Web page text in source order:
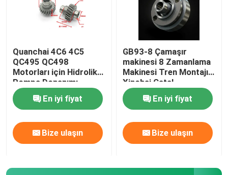
Zamanlama Derneği Tren Montajı
Piston ve bağlantı çubuğu montajı
Krank Mili Tertibatı
Flywheel Montajı
Yakıt tedarik sistemi montajı
Çevre Grubu Toplantısı
Quanchai 4C6 4C5
QC495 QC498
Motorları için Hidrolik
Pompa Donanımı
En iyi fiyat
Bize ulaşın
GB93-8 Çamaşır
makinesi 8 Zamanlama
Makinesi Tren Montajı
Xinchai Çatal
En iyi fiyat
Bize ulaşın